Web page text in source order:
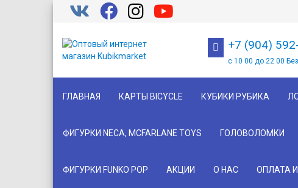
+7 (904)
с 10 00 до 22 00
ГЛАВНАЯ КАРТЫ BICYCLE КУБИКИ РУБИКА
ФИГУРКИ NECA, MCFARLANE TOYS ГОЛОВОЛОМКИ
ФИГУРКИ FUNKO POP АКЦИИ О НАС ОПЛАТА